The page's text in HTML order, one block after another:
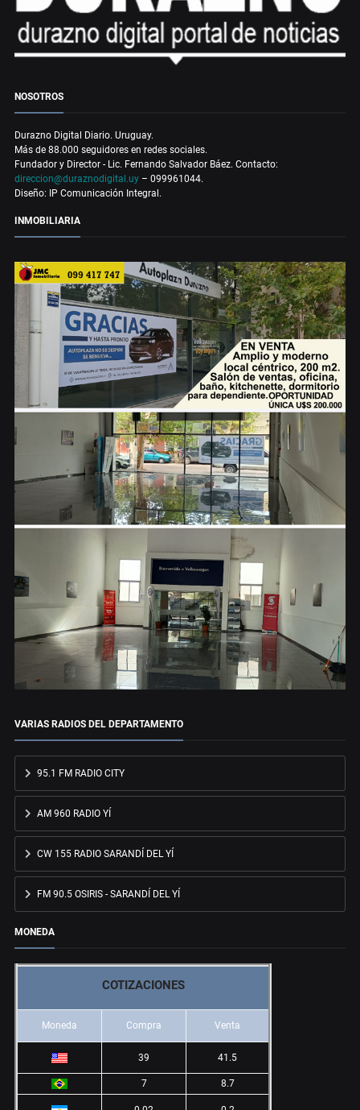
NOSOTROS
Durazno Digital Diario. Uruguay.
Más de 88.000 seguidores en redes sociales.
Fundador y Director - Lic. Fernando Salvador Báez. Contacto:
direccion@duraznodigital.uy – 099961044.
Diseño: IP Comunicación Integral.
INMOBILIARIA
VARIAS RADIOS DEL DEPARTAMENTO
95.1 FM RADIO CITY
AM 960 RADIO YÍ
CW 155 RADIO SARANDÍ DEL YÍ
FM 90.5 OSIRIS - SARANDÍ DEL YÍ
MONEDA
COTIZACIONES
Moneda Compra Venta
39 41.5
7 8.7